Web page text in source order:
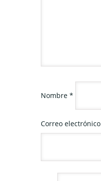
Nombre *
Correo electrónico